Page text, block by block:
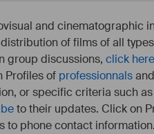
and cinematographic
of films of all
group discussions, click here
Profiles of professionnalsand
or specific criteria such
to their updates. Click on
to phone contact